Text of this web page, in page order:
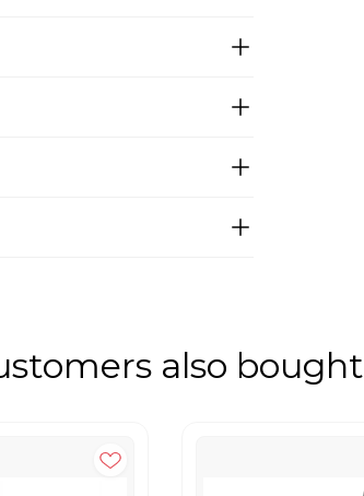
also bought